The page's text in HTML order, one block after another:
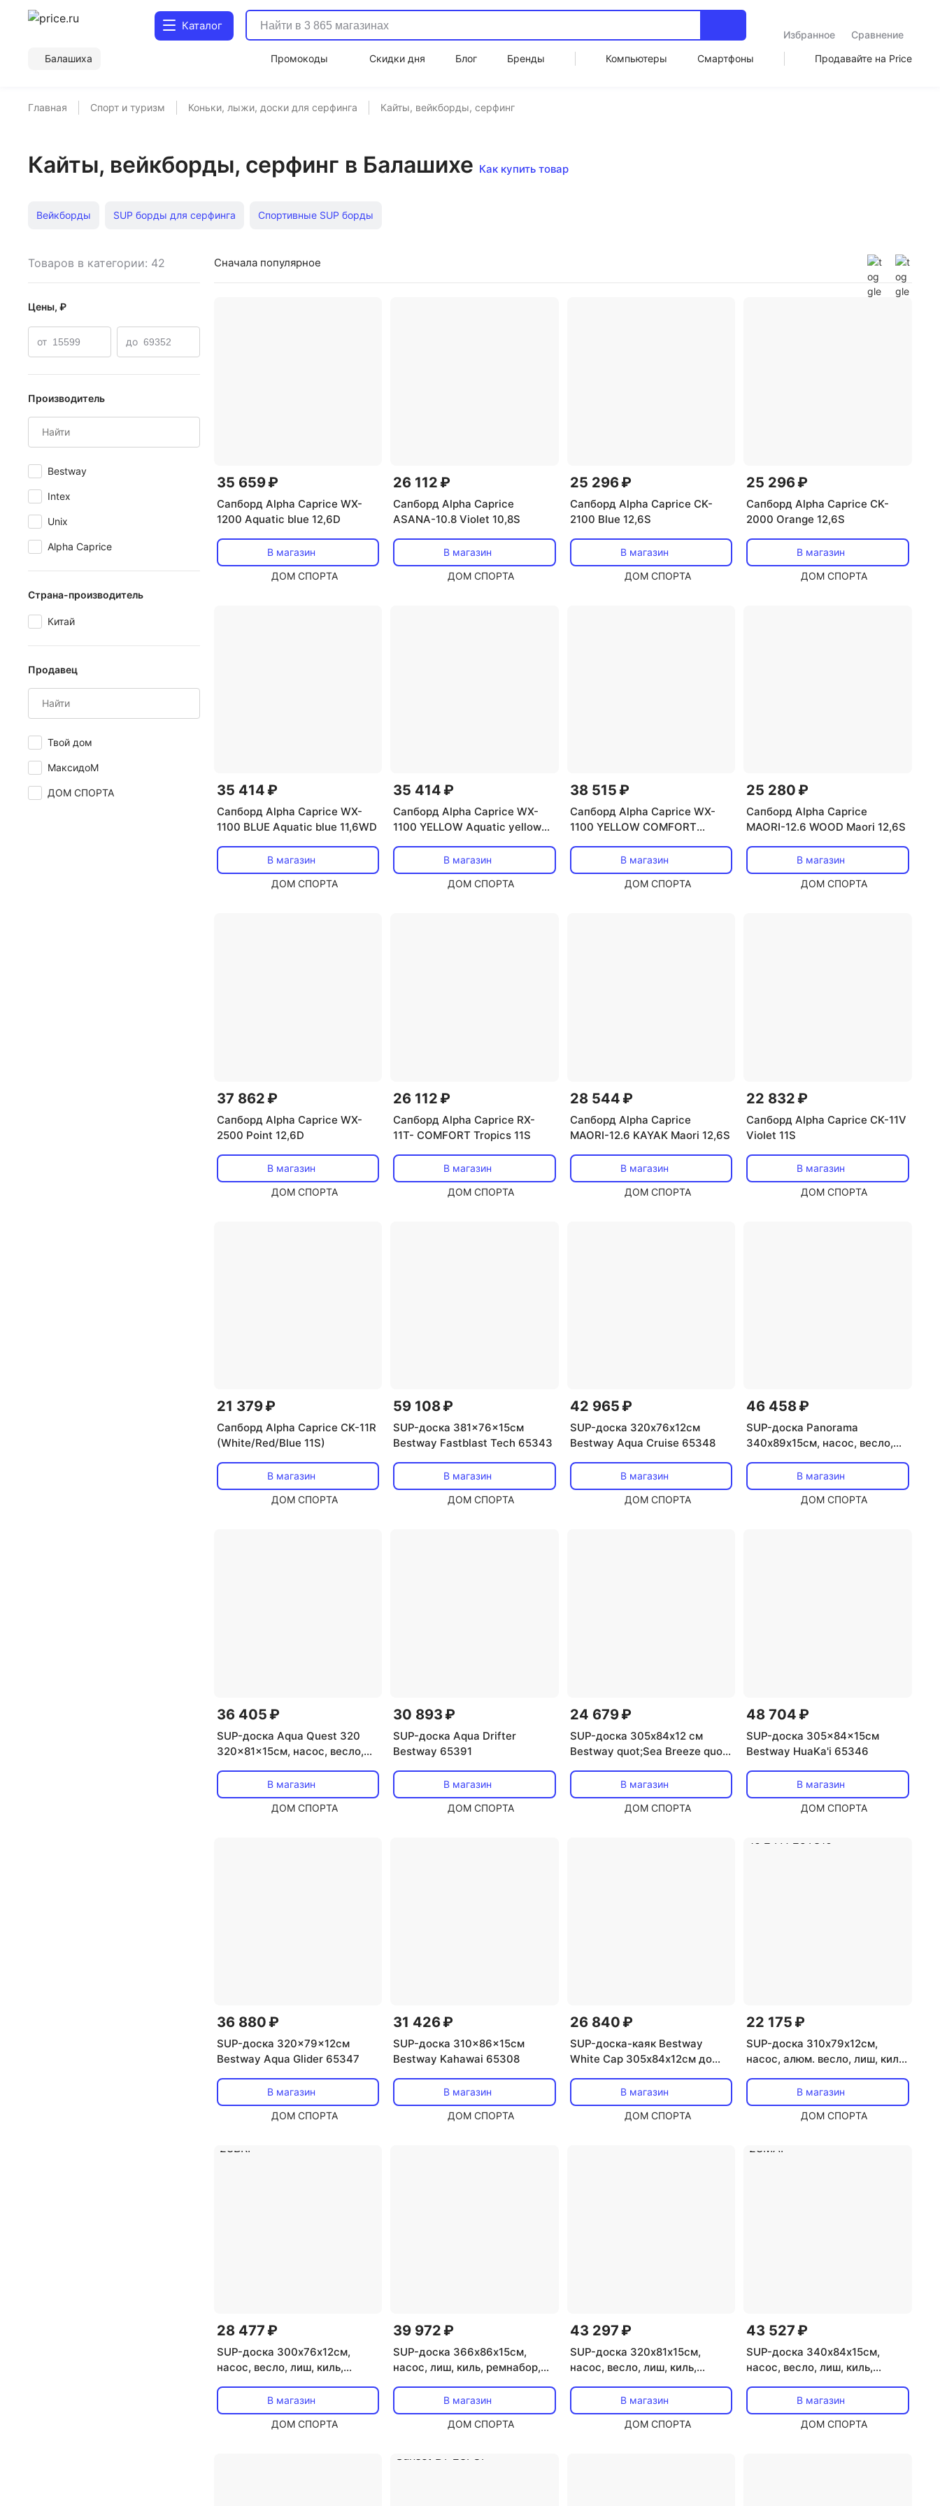
Каталог
Избранное
Сравнение
Балашиха
Промокоды Скидки дня Блог Бренды Компьютеры Смартфоны Продавайте на Price
Главная Спорт и туризм Коньки, лыжи, доски для серфинга Кайты, вейкборды, серфинг
Кайты, вейкборды, серфинг в Балашихе Как купить товар
Вейкборды SUP борды для серфинга Спортивные SUP борды
Товаров в категории: 42
Цены, ₽
от до
Производитель
Bestway
Intex
Unix
Alpha Caprice
Страна-производитель
Китай
Продавец
Твой дом
МаксидоМ
ДОМ СПОРТА
Сначала популярное
35 659 ₽
Сапборд Alpha Caprice WX-
1200 Aquatic blue 12,6D
В магазин
ДОМ СПОРТА
26 112 ₽
Сапборд Alpha Caprice
ASANA-10.8 Violet 10,8S
В магазин
ДОМ СПОРТА
25 296 ₽
Сапборд Alpha Caprice CK-
2100 Blue 12,6S
В магазин
ДОМ СПОРТА
25 296 ₽
Сапборд Alpha Caprice CK-
2000 Orange 12,6S
В магазин
ДОМ СПОРТА
35 414 ₽
Сапборд Alpha Caprice WX-
1100 BLUE Aquatic blue 11,6WD
В магазин
ДОМ СПОРТА
35 414 ₽
Сапборд Alpha Caprice WX-
1100 YELLOW Aquatic yellow
В магазин
ДОМ СПОРТА
38 515 ₽
Сапборд Alpha Caprice WX-
1100 YELLOW COMFORT
В магазин
ДОМ СПОРТА
25 280 ₽
Сапборд Alpha Caprice
MAORI-12.6 WOOD Maori 12,6S
В магазин
ДОМ СПОРТА
37 862 ₽
Сапборд Alpha Caprice WX-
2500 Point 12,6D
В магазин
ДОМ СПОРТА
26 112 ₽
Сапборд Alpha Caprice RX-
11T- COMFORT Tropics 11S
В магазин
ДОМ СПОРТА
28 544 ₽
Сапборд Alpha Caprice
MAORI-12.6 KAYAK Maori 12,6S
В магазин
ДОМ СПОРТА
22 832 ₽
Сапборд Alpha Caprice CK-11V
Violet 11S
В магазин
ДОМ СПОРТА
21 379 ₽
Сапборд Alpha Caprice CK-11R
(White/Red/Blue 11S)
В магазин
ДОМ СПОРТА
59 108 ₽
SUP-доска 381x76x15см
Bestway Fastblast Tech 65343
В магазин
ДОМ СПОРТА
42 965 ₽
SUP-доска 320х76х12см
Bestway Aqua Cruise 65348
В магазин
ДОМ СПОРТА
46 458 ₽
SUP-доска Panorama
340х89х15см, насос, весло,
150кг Bestway 65363
В магазин
ДОМ СПОРТА
36 405 ₽
SUP-доска Aqua Quest 320
320x81x15см, насос, весло,
В магазин
ДОМ СПОРТА
30 893 ₽
SUP-доска Aqua Drifter
Bestway 65391
В магазин
ДОМ СПОРТА
24 679 ₽
SUP-доска 305х84х12 см
Bestway quot;Sea Breeze quot;
В магазин
ДОМ СПОРТА
48 704 ₽
SUP-доска 305x84x15см
Bestway HuaKa'i 65346
В магазин
ДОМ СПОРТА
36 880 ₽
SUP-доска 320x79x12см
Bestway Aqua Glider 65347
В магазин
ДОМ СПОРТА
31 426 ₽
SUP-доска 310x86x15см
Bestway Kahawai 65308
В магазин
ДОМ СПОРТА
26 840 ₽
SUP-доска-каяк Bestway
White Cap 305х84х12см до
В магазин
ДОМ СПОРТА
22 175 ₽
SUP-доска 310х79х12см,
насос, алюм. весло, лиш, киль,
All-Round iSUP Tropic 10'2 PA-
25T310
В магазин
ДОМ СПОРТА
28 477 ₽
SUP-доска 300х76х12см,
насос, весло, лиш, киль,
Aqua Marina Breeze BT-23BRP
В магазин
ДОМ СПОРТА
39 972 ₽
SUP-доска 366х86х15см,
насос, лиш, киль, ремнабор,
Atlas BT-23ATP
В магазин
ДОМ СПОРТА
43 297 ₽
SUP-доска 320х81х15см,
насос, весло, лиш, киль,
Aqua Marina Beast BT-23BEP
В магазин
ДОМ СПОРТА
43 527 ₽
SUP-доска 340х84х15см,
насос, весло, лиш, киль,
Aqua Marina Magma BT-23MAP
В магазин
ДОМ СПОРТА